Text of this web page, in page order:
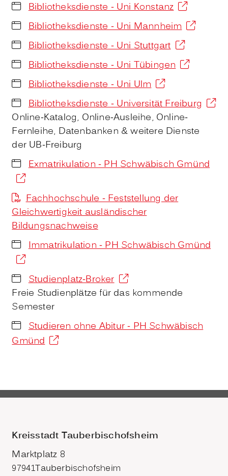
Bibliotheksdienste - Uni Konstanz
Bibliotheksdienste - Uni Mannheim
Bibliotheksdienste - Uni Stuttgart
Bibliotheksdienste - Uni Tübingen
Bibliotheksdienste - Uni Ulm
Bibliotheksdienste - Universität Freiburg
Online-Katalog, Online-Ausleihe, Online-
Fernleihe, Datenbanken & weitere Dienste
der UB-Freiburg
Exmatrikulation - PH Schwäbisch Gmünd
Fachhochschule - Feststellung der
Gleichwertigkeit ausländischer
Bildungsnachweise
Immatrikulation - PH Schwäbisch Gmünd
Studienplatz-Broker
Freie Studienplätze für das kommende
Semester
Studieren ohne Abitur - PH Schwäbisch
Gmünd
Kreisstadt Tauberbischofsheim
Marktplatz 8
97941Tauberbischofsheim